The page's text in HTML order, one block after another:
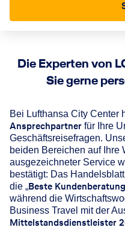
Die Experten von
Sie gerne
Bei Lufthansa City Center
Ansprechpartner für Ihre
Geschäftsreisefragen.
beiden Bereichen auf Ihre
ausgezeichneter Service
bestätigt: Das
die „Beste
während die
Business Travel mit der
Mittelstandsdienstleister